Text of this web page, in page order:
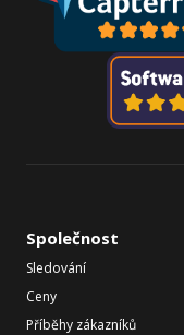
Společnost
Sledování
Ceny
Příběhy zákazníků